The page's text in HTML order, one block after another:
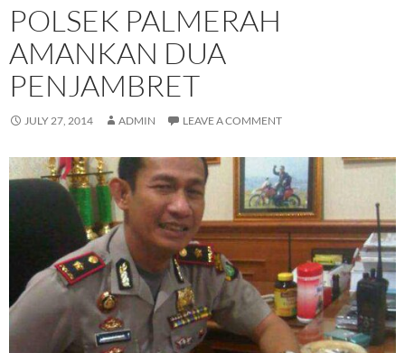
POLSEK PALMERAH
AMANKAN DUA
PENJAMBRET
JULY 27, 2014 ADMIN LEAVE A COMMENT